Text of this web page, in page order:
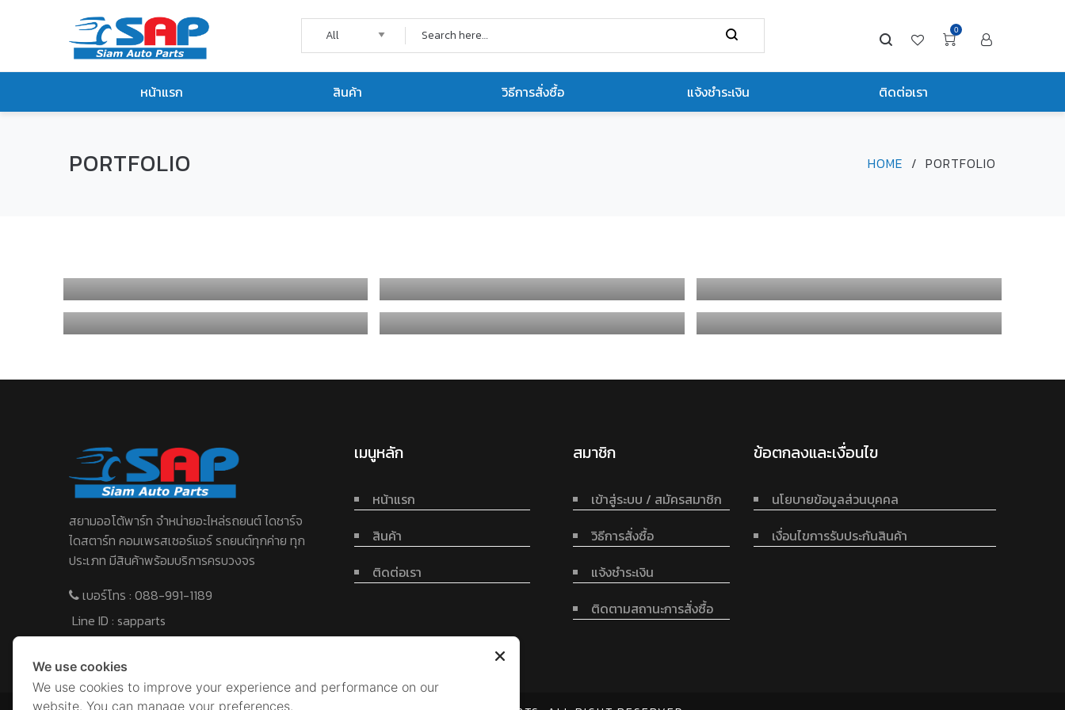
0
หน้าแรก สินค้า วิธีการสั่งซื้อ แจ้งชำระเงิน ติดต่อเรา
PORTFOLIO HOME / PORTFOLIO
Flowork
OFFICE DESIGN SOLUTION ตึกกระจกหน้าบริษัท Siamsteel
สยามออโต้พาร์ท จําหน่ายอะไหล่รถยนต์ ไดชาร์จ
ไดสตาร์ท คอมเพรสเซอร์แอร์ รถยนต์ทุกค่าย ทุก
ประเภท มีสินค้าพร้อมบริการครบวงจร
เบอร์โทร : 088-991-1189
Line ID : sapparts
เมนูหลัก
หน้าแรก
สินค้า
ติดต่อเรา
สมาชิก
เข้าสู่ระบบ / สมัครสมาชิก
วิธีการสั่งซื้อ
แจ้งชำระเงิน
ติดตามสถานะการสั่งซื้อ
ข้อตกลงและเงื่อนไข
นโยบายข้อมูลส่วนบุคคล
เงื่อนไขการรับประกันสินค้า
We use cookies
We use cookies to improve your experience and performance on our
website. You can manage your preferences.